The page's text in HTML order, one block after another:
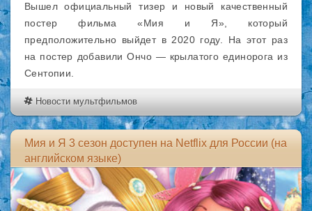
Вышел официальный тизер и новый качественный
постер фильма «Мия и Я», который
предположительно выйдет в 2020 году. На этот раз
на постер добавили Ончо — крылатого единорога из
Сентопии.
Новости мультфильмов
Мия и Я 3 сезон доступен на Netflix для России (на
английском языке)